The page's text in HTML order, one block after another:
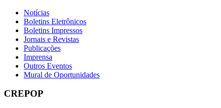
Notícias
Boletins Eletrônicos
Boletins Impressos
Jornais e Revistas
Publicações
Imprensa
Outros Eventos
Mural de Oportunidades
CREPOP